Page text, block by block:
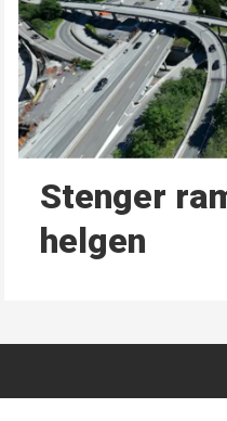
Stenger
helgen